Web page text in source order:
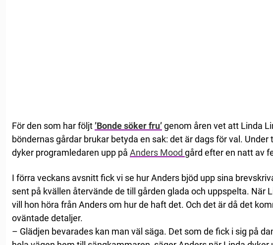
För den som har följt’Bonde söker fru’genom åren vet att Linda
böndernas gårdar brukar betyda en sak: det är dags för val.
dyker programledaren upp på Anders Mood gård efter en natt av
I förra veckans avsnitt fick vi se hur Anders bjöd upp sina
sent på kvällen återvände de till gården glada och uppspelta. När
vill hon höra från Anders om hur de haft det. Och det är då det
oväntade detaljer.
– Glädjen bevarades kan man väl säga. Det som de fick i sig på